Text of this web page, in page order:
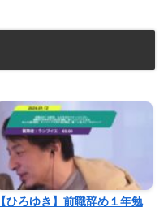
【ひろゆき】前職辞め１年勉